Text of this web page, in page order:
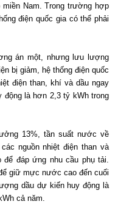
miền Nam. Trong trường hợp
điện quốc gia có thể phải
án một, nhưng lưu lượng
bị giảm, hệ thống điện quốc
điện than, khí và dầu ngay
là hơn 2,3 tỷ kWh trong
13%, tần suất nước về
nguồn nhiệt điện than và
đáp ứng nhu cầu phụ tải.
giữ mực nước cao đến cuối
dầu dự kiến huy động là
cả năm.